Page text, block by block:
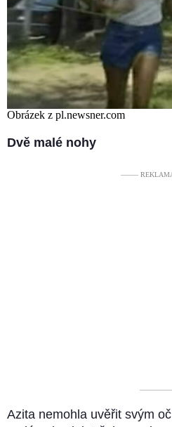
Obrázek z pl.newsner.com
Dvě malé nohy
–––––
Azita nemohla uvěřit svým